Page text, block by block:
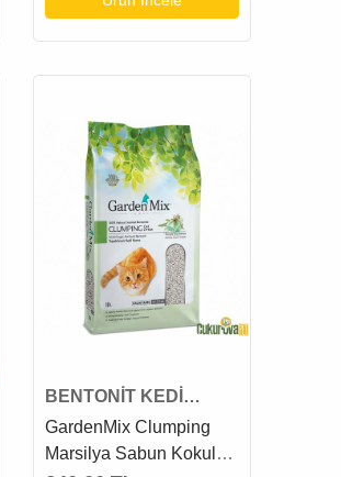
BENTONİT KEDİ
KUMU
GardenMix Clumping
Marsilya Sabun Kokulu